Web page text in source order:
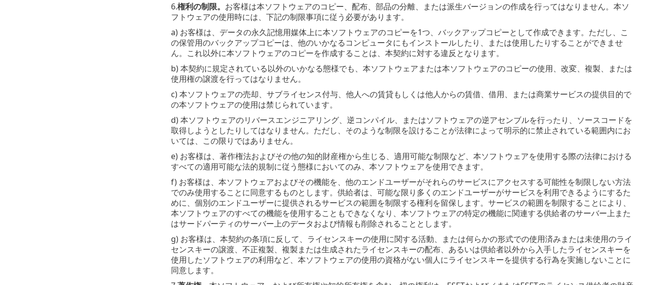
6.権利の制限。 お客様は本ソフトウェアのコピー、配布、部品の分離、または派生バージョンの作成を行ってはなりません。本ソ
フトウェアの使用時には、下記の制限事項に従う必要があります。
a) お客様は、データの永久記憶用媒体上に本ソフトウェアのコピーを1つ、バックアップコピーとして作成できます。ただし、こ
の保管用のバックアップコピーは、他のいかなるコンピュータにもインストールしたり、または使用したりすることができませ
ん。これ以外に本ソフトウェアのコピーを作成することは、本契約に対する違反となります。
b) 本契約に規定されている以外のいかなる態様でも、本ソフトウェアまたは本ソフトウェアのコピーの使用、改変、複製、または
使用権の譲渡を行ってはなりません。
c) 本ソフトウェアの売却、サブライセンス付与、他人への賃貸もしくは他人からの賃借、借用、または商業サービスの提供目的で
の本ソフトウェアの使用は禁じられています。
d) 本ソフトウェアのリバースエンジニアリング、逆コンパイル、またはソフトウェアの逆アセンブルを行ったり、ソースコードを
取得しようとしたりしてはなりません。ただし、そのような制限を設けることが法律によって明示的に禁止されている範囲内にお
いては、この限りではありません。
e) お客様は、著作権法およびその他の知的財産権から生じる、適用可能な制限など、本ソフトウェアを使用する際の法律における
すべての適用可能な法的規制に従う態様においてのみ、本ソフトウェアを使用できます。
f) お客様は、本ソフトウェアおよびその機能を、他のエンドユーザーがそれらのサービスにアクセスする可能性を制限しない方法
でのみ使用することに同意するものとします。供給者は、可能な限り多くのエンドユーザーがサービスを利用できるようにするた
めに、個別のエンドユーザーに提供されるサービスの範囲を制限する権利を留保します。サービスの範囲を制限することにより、
本ソフトウェアのすべての機能を使用することもできなくなり、本ソフトウェアの特定の機能に関連する供給者のサーバー上また
はサードパーティのサーバー上のデータおよび情報も削除されることとします。
g) お客様は、本契約の条項に反して、ライセンスキーの使用に関する活動、または何らかの形式での使用済みまたは未使用のライ
センスキーの譲渡、不正複製、複製または生成されたライセンスキーの配布、あるいは供給者以外から入手したライセンスキーを
使用したソフトウェアの利用など、本ソフトウェアの使用の資格がない個人にライセンスキーを提供する行為を実施しないことに
同意します。